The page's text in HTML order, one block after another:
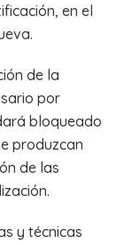
en el
de la
por
bloqueado
produzcan
de las
y técnicas